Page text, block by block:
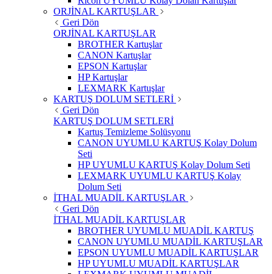
ORJİNAL KARTUŞLAR
Geri Dön
ORJİNAL KARTUŞLAR
BROTHER Kartuşlar
CANON Kartuşlar
EPSON Kartuşlar
HP Kartuşlar
LEXMARK Kartuşlar
KARTUŞ DOLUM SETLERİ
Geri Dön
KARTUŞ DOLUM SETLERİ
Kartuş Temizleme Solüsyonu
CANON UYUMLU KARTUŞ Kolay Dolum
Seti
HP UYUMLU KARTUŞ Kolay Dolum Seti
LEXMARK UYUMLU KARTUŞ Kolay
Dolum Seti
İTHAL MUADİL KARTUŞLAR
Geri Dön
İTHAL MUADİL KARTUŞLAR
BROTHER UYUMLU MUADİL KARTUŞ
CANON UYUMLU MUADİL KARTUŞLAR
EPSON UYUMLU MUADİL KARTUŞLAR
HP UYUMLU MUADİL KARTUŞLAR